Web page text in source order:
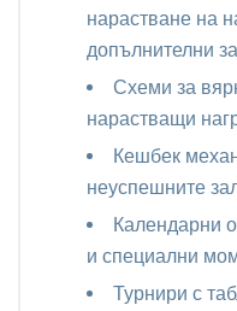
нарастване на
допълнителни
Схеми за
нарастващи
Кешбек
неуспешните
Календарни
и специални
Турнири с